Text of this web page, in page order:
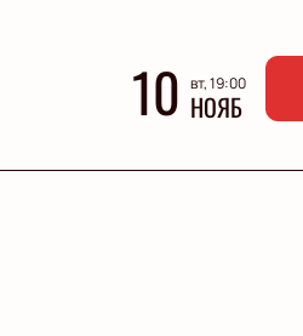
10 вт, 19:00
НОЯБ